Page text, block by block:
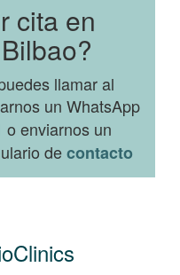
cita en
llamar al
un WhatsApp
o enviarnos un
decontacto